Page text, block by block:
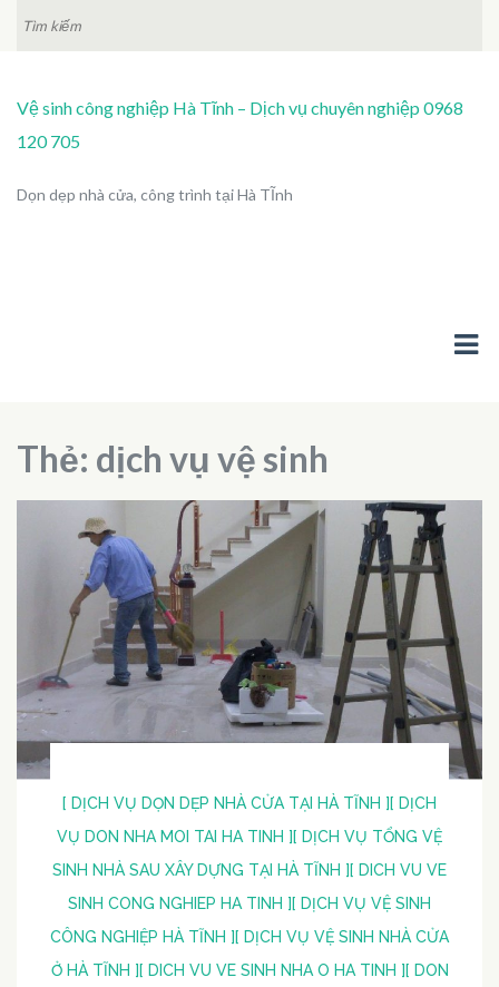
Vệ sinh công nghiệp Hà Tĩnh – Dịch vụ chuyên nghiệp 0968
120 705
Dọn dẹp nhà cửa, công trình tại Hà TĨnh
Thẻ: dịch vụ vệ sinh
[ DỊCH VỤ DỌN DẸP NHÀ CỬA TẠI HÀ TĨNH ] [ DỊCH
VỤ DON NHA MOI TAI HA TINH ] [ DỊCH VỤ TỔNG VỆ
SINH NHÀ SAU XÂY DỰNG TẠI HÀ TĨNH ] [ DICH VU VE
SINH CONG NGHIEP HA TINH ] [ DỊCH VỤ VỆ SINH
CÔNG NGHIỆP HÀ TĨNH ] [ DỊCH VỤ VỆ SINH NHÀ CỬA
Ở HÀ TĨNH ] [ DICH VU VE SINH NHA O HA TINH ] [ DON